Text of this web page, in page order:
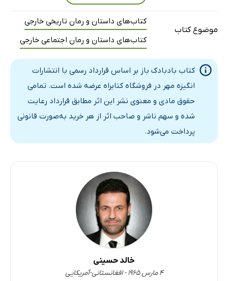
موضوع کتاب
کتاب‌های داستان و رمان تاریخی خارجی
کتاب‌های داستان و رمان اجتماعی خارجی
کتاب بادبادک باز بر اساس قرارداد رسمی با انتشارات
انگیزه مهر در فروشگاه کتابراه عرضه شده است. تمامی
حقوق مادی و معنوی نشر این اثر مطابق قرارداد رعایت
شده و سهم ناشر و صاحب اثر از هر خرید به‌صورت قانونی
پرداخت می‌شود.
خالد حسینی
۴ مارس ۱۹۶۵ - افغانستانی-آمریکایی